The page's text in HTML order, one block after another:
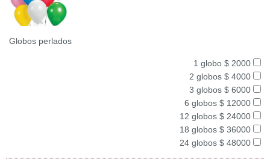
Globos perlados
1 globo $ 2000
2 globos $ 4000
3 globos $ 6000
6 globos $ 12000
12 globos $ 24000
18 globos $ 36000
24 globos $ 48000